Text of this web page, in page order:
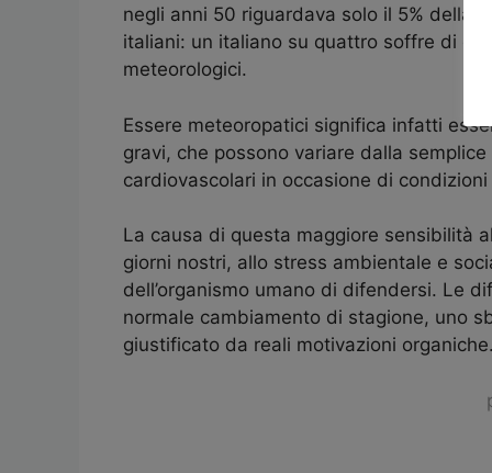
negli anni 50 riguardava solo il 5% della
italiani: un italiano su quattro soffre di
meteorologici.
Essere meteoropatici significa infatti
gravi, che possono variare dalla
cardiovascolari in occasione di
La causa di questa maggiore sensibilità
giorni nostri, allo stress ambientale e
dell’organismo umano di difendersi. Le
normale cambiamento di stagione, uno
giustificato da reali motivazioni organiche.